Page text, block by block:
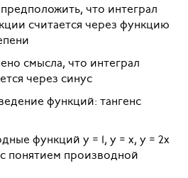
что интеграл
считается через функцию
смысла, что интеграл
через синус
функций: тангенс
функций y = 1, y = x, y = 2x
понятием производной